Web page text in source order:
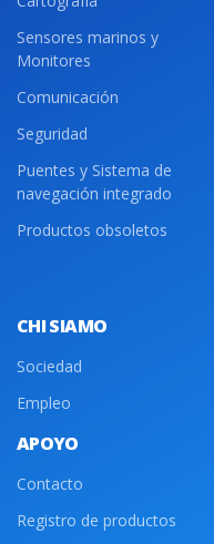
Sensores marinos y
Monitores
Comunicación
Seguridad
Puentes y Sistema de
navegación integrado
Productos obsoletos
CHI SIAMO
Sociedad
Empleo
APOYO
Contacto
Registro de productos